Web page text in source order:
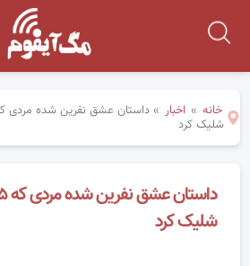
خانه » اخبار »
شلیک کرد
شلیک کرد